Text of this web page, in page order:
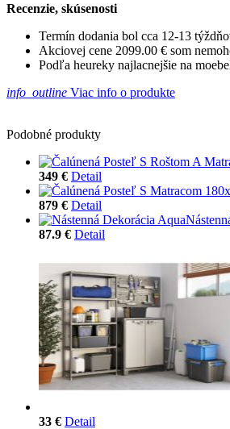
Recenzie, skúsenosti
Termín dodania bol cca 12-13
Akciovej cene 2099.00 € som
Podľa heureky najlacnejšie na
info_outline Viac info o produkte
Podobné produkty
349 € Detail
879 € Detail
87.9 € Detail
33 € Detail